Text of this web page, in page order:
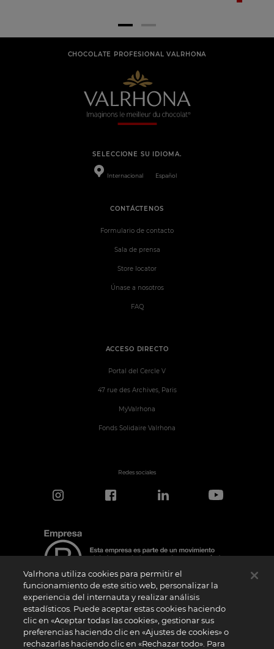
CHOCOLATE PROFESIONAL VALRHONA
SELECCIONE SU IDIOMA.
Internacional Español
ACCESO DIRECTO
Portal del Cercle V
47 rue des Archives, Paris
MyValrhona
Fonds Solidaire Valrhona
CONTÁCTENOS
Formulario de contacto
Sala de prensa
Store locator
Únase a nosotros
FAQ
Redes sociales
Aviso de certificación
El logotipo “Certified B Corporation” lo concede B Lab, una organización privada sin
ánimo de lucro, a empresas como la nuestra que han superado con éxito la
Evaluación de Impacto B (“BIA”) y cumplen los requisitos de B Lab en cuanto a
Valrhona utiliza cookies para permitir el
funcionamiento de este sitio web, personalizar la
experiencia del internauta y realizar análisis
estadísticos. Puede aceptar estas cookies haciendo
clic en «Aceptar todas las cookies», gestionar sus
preferencias haciendo clic en «Ajustes de cookies» o
rechazarlas haciendo clic en «Rechazar todo». Para